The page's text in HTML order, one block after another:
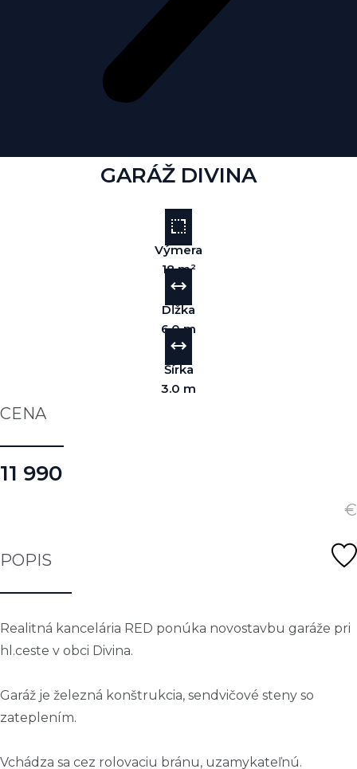
GARÁŽ DIVINA
Výmera
18 m²
Dĺžka
6.0 m
Šírka
3.0 m
CENA
11 990
€
POPIS
Realitná kancelária RED ponúka novostavbu garáže pri
hl.ceste v obci Divina.
Garáž je železná konštrukcia, sendvičové steny so
zateplením.
Vchádza sa cez rolovaciu bránu, uzamykateľnú.